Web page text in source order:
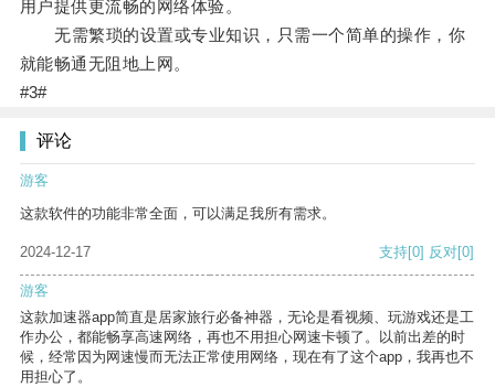
用户提供更流畅的网络体验。
无需繁琐的设置或专业知识，只需一个简单的操作，你
就能畅通无阻地上网。
#3#
评论
游客
这款软件的功能非常全面，可以满足我所有需求。
2024-12-17 支持[0] 反对[0]
游客
这款加速器app简直是居家旅行必备神器，无论是看视频、玩游戏还是工
作办公，都能畅享高速网络，再也不用担心网速卡顿了。以前出差的时
候，经常因为网速慢而无法正常使用网络，现在有了这个app，我再也不
用担心了。